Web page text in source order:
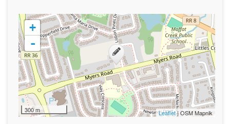
+
-
300 m Leaflet| OSM Mapnik